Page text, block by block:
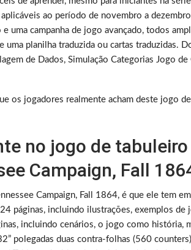
​​ao período de novembro a
campanha de jogo avançado, todos
planilha traduzida ou cartas traduzidas.
de Dados, Simulação Categorias Jogo de
os jogadores realmente acham deste jogo
no jogo de
Campaign, Fall
Campaign, Fall 1864, é que ele tem
páginas, incluindo ilustrações, exemplos de
incluindo cenários, o jogo como história,
polegadas duas contra-folhas (560